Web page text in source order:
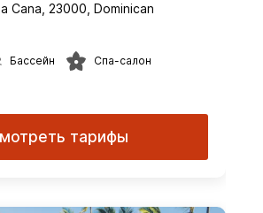
Cana, 23000, Dominican
Бассейн Спа-салон
тарифы